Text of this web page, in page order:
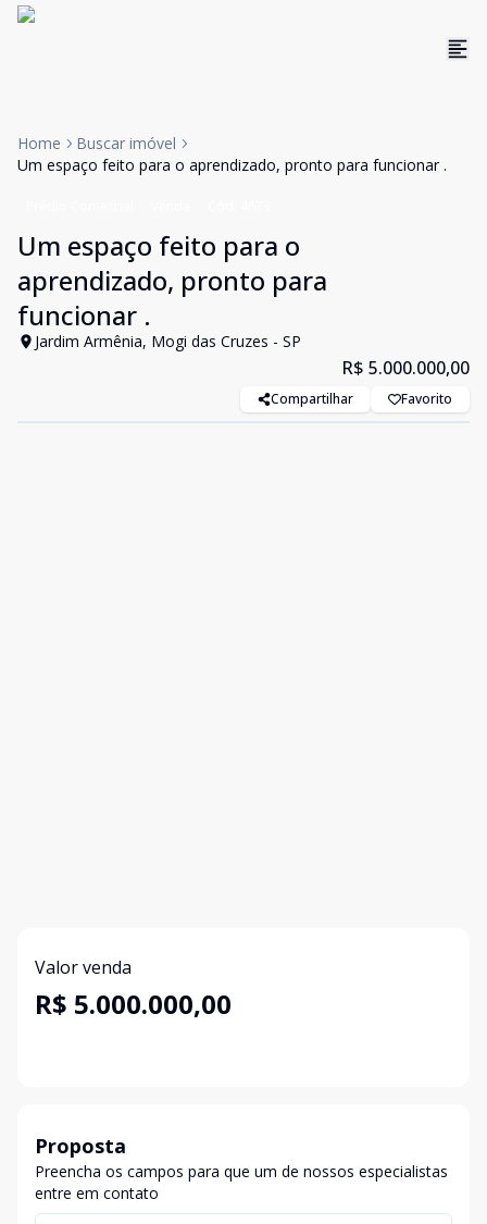
Home
Buscar imóvel
Um espaço feito para o aprendizado, pronto para funcionar .
Um espaço feito para o
aprendizado, pronto para
funcionar .
Jardim Armênia, Mogi das Cruzes - SP
R$ 5.000.000,00
Compartilhar Favorito
Valor venda
R$ 5.000.000,00
Proposta
Preencha os campos para que um de nossos especialistas
entre em contato